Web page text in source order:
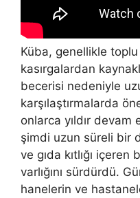
Küba, genellikle
kasırgalardan
becerisi nedeniyle
karşılaştırmalarda
onlarca yıldır devam
şimdi uzun süreli bir
ve gıda kıtlığı
varlığını sürdürdü.
hanelerin ve